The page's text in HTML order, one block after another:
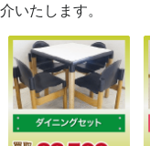
介いたします。